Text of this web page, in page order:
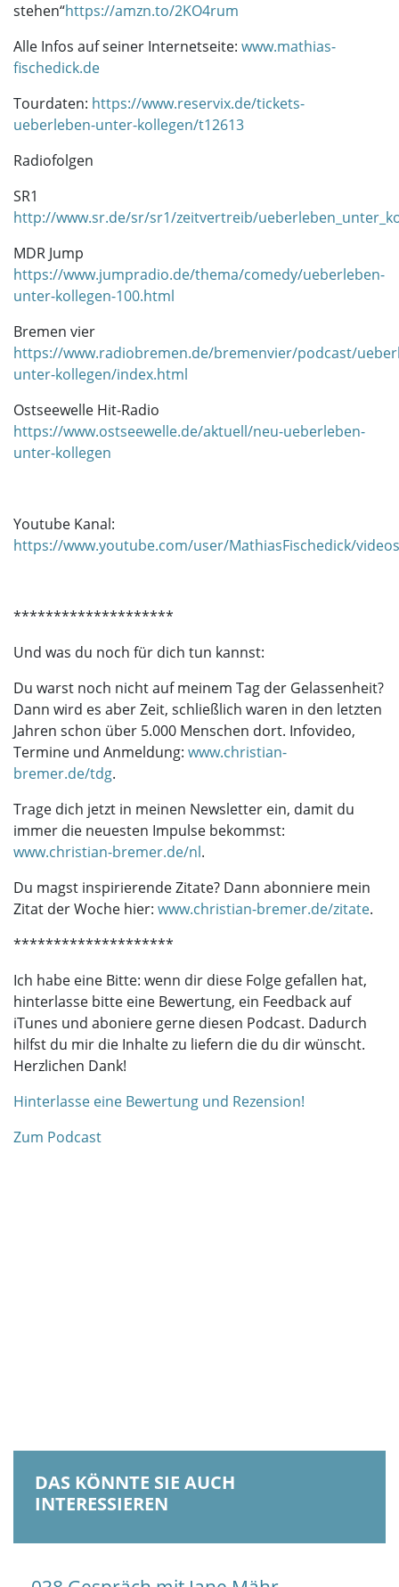
stehen“https://amzn.to/2KO4rum
Alle Infos auf seiner Internetseite: www.mathias-
fischedick.de
Tourdaten: https://www.reservix.de/tickets-
ueberleben-unter-kollegen/t12613
Radiofolgen
SR1
http://www.sr.de/sr/sr1/zeitvertreib/
MDR Jump
https://www.jumpradio.de/thema/comedy/ueberleben-
unter-kollegen-100.html
Bremen vier
https://www.radiobremen.de/bremenvier/podcast/
unter-kollegen/index.html
Ostseewelle Hit-Radio
https://www.ostseewelle.de/aktuell/neu-ueberleben-
unter-kollegen
Youtube Kanal:
https://www.youtube.com/user/MathiasFischedick/videos
********************
Und was du noch für dich tun kannst:
Du warst noch nicht auf meinem Tag der Gelassenheit?
Dann wird es aber Zeit, schließlich waren in den letzten
Jahren schon über 5.000 Menschen dort. Infovideo,
Termine und Anmeldung: www.christian-
bremer.de/tdg.
Trage dich jetzt in meinen Newsletter ein, damit du
immer die neuesten Impulse bekommst:
www.christian-bremer.de/nl.
Du magst inspirierende Zitate? Dann abonniere mein
Zitat der Woche hier: www.christian-bremer.de/zitate.
********************
Ich habe eine Bitte: wenn dir diese Folge gefallen hat,
hinterlasse bitte eine Bewertung, ein Feedback auf
iTunes und aboniere gerne diesen Podcast. Dadurch
hilfst du mir die Inhalte zu liefern die du dir wünscht.
Herzlichen Dank!
Hinterlasse eine Bewertung und Rezension!
Zum Podcast
DAS KÖNNTE SIE AUCH
INTERESSIEREN